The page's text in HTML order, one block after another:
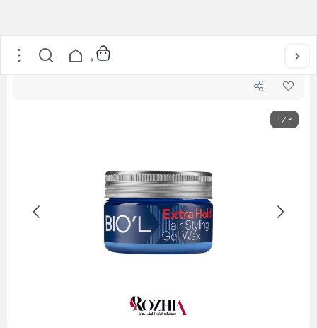
خانه 0
1/2